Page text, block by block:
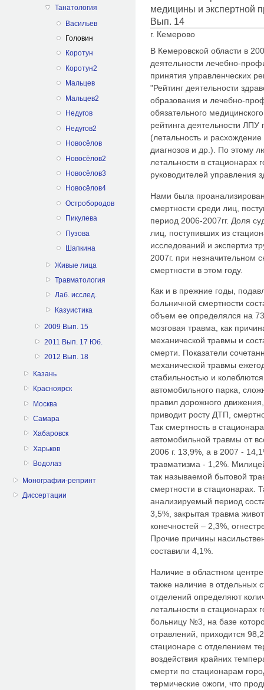
Танатология
Васильев
Головин
Коротун
Коротун2
Мальцев
Мальцев2
Недугов
Недугов2
Новосёлов
Новосёлов2
Новосёлов3
Новосёлов4
Остробородов
Пикулева
Пузова
Шапкина
Живые лица
Травматология
Лаб. исслед.
Казуистика
2009 Вып. 15
2011 Вып. 17 Юб.
2012 Вып. 18
Казань
Красноярск
Москва
Самара
Хабаровск
Харьков
Водолаз
Монографии-репринт
Диссертации
медицины и экспертной
Вып. 14
г. Кемерово
В Кемеровской области в
деятельности лечебно-
принятия управленческих
"Рейтинг деятельности
образования и лечебно-
обязательного
рейтинга деятельности ЛПУ
(летальность и
диагнозов и др.). По этому
летальности в стационарах
руководителей управления
Нами была
смертности среди лиц,
период 2006-2007гг. Доля
лиц, поступивших из
исследований и экспертиз
2007г. при незначительном
смертности в этом году.
Как и в прежние годы,
больничной смертности
объем ее определялся на
мозговая травма, как
механической травмы и
смерти. Показатели
механической травмы
стабильностью и
автомобильного парка,
правил дорожного
приводит росту ДТП,
Так смертность в
автомобильной травмы от
2006 г. 13,9%, а в 2007 -
травматизма - 1,2%.
так называемой бытовой
смертности в стационарах.
анализируемый период
3,5%, закрытая травма
конечностей – 2,3%,
Прочие причины
составили 4,1%.
Наличие в областном
также наличие в отдельных
отделений определяют
летальности в стационарах
больницу №3, на базе
отравлений, приходится
стационаре с отделением
воздействия крайних
смерти по стационарам
термические ожоги, что